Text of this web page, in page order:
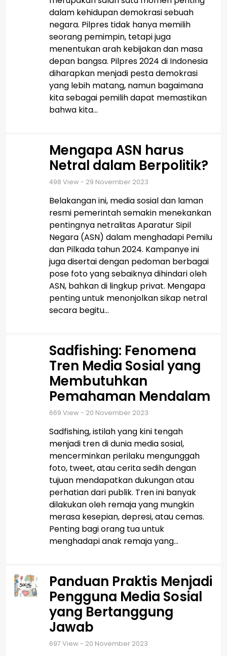
dalam kehidupan demokrasi sebuah
negara. Pilpres tidak hanya memilih
seorang pemimpin, tetapi juga
menentukan arah kebijakan dan masa
depan bangsa. Pilpres 2024 di Indonesia
diharapkan menjadi pesta demokrasi
yang lebih matang, namun bagaimana
kita sebagai pemilih dapat memastikan
bahwa kita...
Mengapa ASN harus
Netral dalam Berpolitik?
498 View - 29 November 2023
Belakangan ini, media sosial dan laman
resmi pemerintah semakin menekankan
pentingnya netralitas Aparatur Sipil
Negara (ASN) dalam menghadapi Pemilu
dan Pilkada tahun 2024. Kampanye ini
juga disertai dengan pedoman berbagai
pose foto yang sebaiknya dihindari oleh
ASN, bahkan di lingkup privat. Mengapa
penting untuk menonjolkan sikap netral
secara begitu...
Sadfishing: Fenomena
Tren Media Sosial yang
Membutuhkan
Pemahaman Mendalam
669 View - 20 November 2023
Sadfishing, istilah yang kini tengah
menjadi tren di dunia media sosial,
mencerminkan perilaku mengunggah
foto, tweet, atau cerita sedih dengan
tujuan mendapatkan dukungan atau
perhatian dari publik. Tren ini banyak
dilakukan oleh remaja yang mungkin
merasa kesepian, depresi, atau cemas.
Penting bagi orang tua untuk
menghadapi anak remaja yang...
Panduan Praktis Menjadi
Pengguna Media Sosial
yang Bertanggung
Jawab
697 View - 20 November 2023